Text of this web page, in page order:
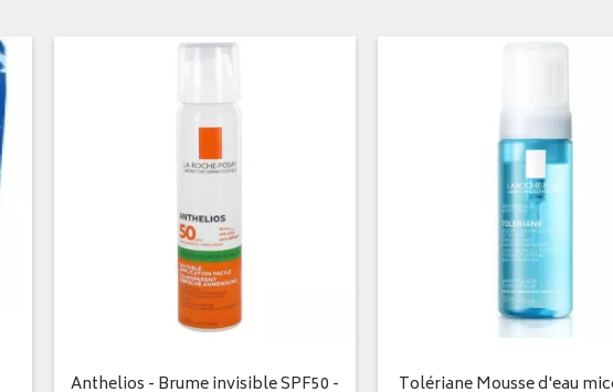
Anthelios - Brume invisible SPF50 -
Tolériane Mousse d'eau